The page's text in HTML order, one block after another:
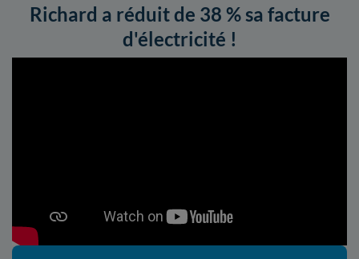
Richard a réduit de 38 % sa facture
d'électricité !